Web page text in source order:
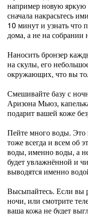
например новую
сначала накрасьтесь
10 минут и узнать что
дома, а не на собрании
Наносить бронзер
на скулы, его
окружающих, что вы
Смешивайте базу с
Аризона Мьюз,
подарит вашей коже
Пейте много воды. Это
тоже всегда и всем об
воды, именно воды, а
будет увлажнённой и
выводятся именно
Высыпайтесь. Если вы
ночи, или смотрите
ваша кожа не будет